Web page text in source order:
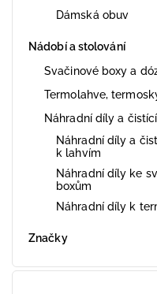
Dámská obuv
Nádobí a stolování
Svačinové boxy a
Termolahve,
Náhradní díly a
Náhradní díly a
k lahvím
Náhradní díly ke
boxům
Náhradní díly k
Značky